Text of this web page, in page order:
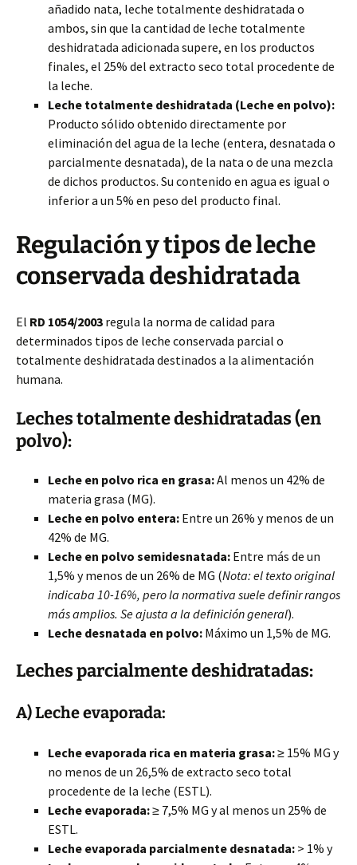
añadido nata, leche totalmente deshidratada o
ambos, sin que la cantidad de leche totalmente
deshidratada adicionada supere, en los productos
finales, el 25% del extracto seco total procedente de
la leche.
Leche totalmente deshidratada (Leche en polvo):
Producto sólido obtenido directamente por
eliminación del agua de la leche (entera, desnatada o
parcialmente desnatada), de la nata o de una mezcla
de dichos productos. Su contenido en agua es igual o
inferior a un 5% en peso del producto final.
Regulación y tipos de leche
conservada deshidratada
El RD 1054/2003 regula la norma de calidad para
determinados tipos de leche conservada parcial o
totalmente deshidratada destinados a la alimentación
humana.
Leches totalmente deshidratadas (en
polvo):
Leche en polvo rica en grasa:Al menos un 42% de
materia grasa (MG).
Leche en polvo entera: Entre un 26% y menos de un
42% de MG.
Leche en polvo semidesnatada: Entre más de un
1,5% y menos de un 26% de MG (Nota: el texto original
indicaba 10-16%, pero la normativa suele definir rangos
más amplios. Se ajusta a la definición general).
Leche desnatada en polvo: Máximo un 1,5% de MG.
Leches parcialmente deshidratadas:
A) Leche evaporada:
Leche evaporada rica en materia grasa:≥ 15% MG y
no menos de un 26,5% de extracto seco total
procedente de la leche (ESTL).
Leche evaporada:≥ 7,5% MG y al menos un 25% de
ESTL.
Leche evaporada parcialmente desnatada: > 1% y